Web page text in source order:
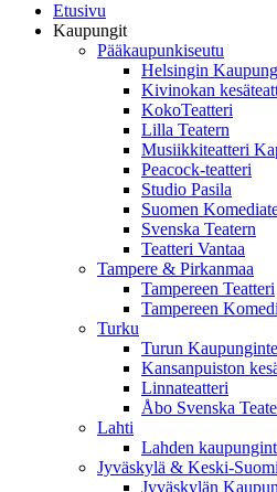
Etusivu
Kaupungit
Pääkaupunkiseutu
Helsingin
Kivinokan
KokoTeatteri
Lilla Teatern
Musiikkiteatteri
Peacock-teatteri
Studio Pasila
Suomen
Svenska Teatern
Teatteri Vantaa
Tampere & Pirkanmaa
Tampereen Teatteri
Tampereen
Turku
Turun
Kansanpuiston
Linnateatteri
Åbo Svenska
Lahti
Lahden
Jyväskylä & Keski-Suomi
Jyväskylän